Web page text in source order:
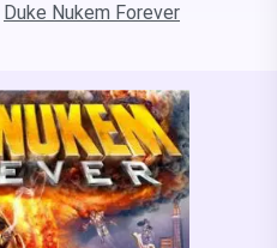
Duke Nukem Forever